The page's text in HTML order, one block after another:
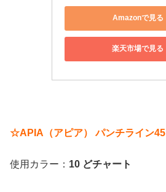
Amazonで見る
楽天市場で見る
☆APIA（アピア） パンチライン45
使用カラー： 10 どチャート